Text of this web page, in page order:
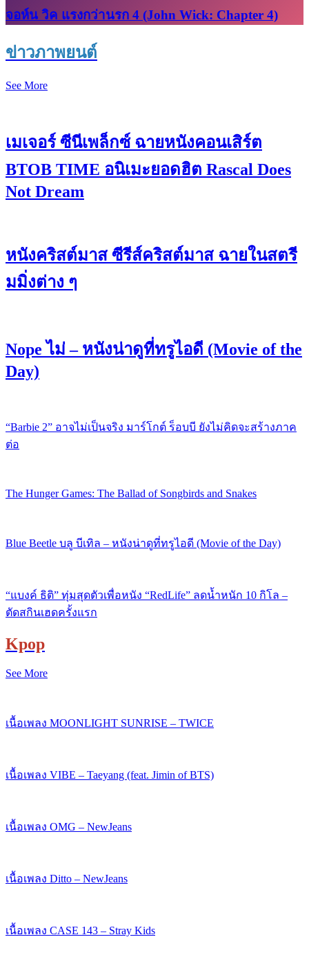
จอห์น วิค แรงกว่านรก 4 (John Wick: Chapter 4)
ข่าวภาพยนต์
See More
เมเจอร์ ซีนีเพล็กซ์ ฉายหนังคอนเสิร์ต
BTOB TIME อนิเมะยอดฮิต Rascal Does
Not Dream
หนังคริสต์มาส ซีรีส์คริสต์มาส ฉายในสตรี
มมิ่งต่าง ๆ
Nope ไม่ – หนังน่าดูที่ทรูไอดี (Movie of the
Day)
“Barbie 2” อาจไม่เป็นจริง มาร์โกต์ ร็อบบี ยังไม่คิดจะสร้างภาค
ต่อ
The Hunger Games: The Ballad of Songbirds and Snakes
Blue Beetle บลู บีเทิล – หนังน่าดูที่ทรูไอดี (Movie of the Day)
“แบงค์ ธิติ” ทุ่มสุดตัวเพื่อหนัง “RedLife” ลดน้ำหนัก 10 กิโล –
ตัดสกินเฮดครั้งแรก
Kpop
See More
เนื้อเพลง MOONLIGHT SUNRISE – TWICE
เนื้อเพลง VIBE – Taeyang (feat. Jimin of BTS)
เนื้อเพลง OMG – NewJeans
เนื้อเพลง Ditto – NewJeans
เนื้อเพลง CASE 143 – Stray Kids